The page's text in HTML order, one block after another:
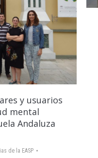
y usuarios
mental
Andaluza
de la EASP